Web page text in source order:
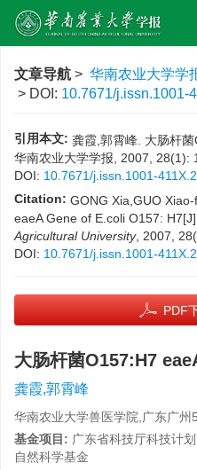
文章导航 > 华南农业大学学
> DOI: 10.7671/j.issn.1001-
引用本文: 龚霞,郭霄峰. 大肠杆
华南农业大学学报, 2007, 28(1):
DOI: 10.7671/j.issn.1001-
Citation: GONG Xia,GUO
eaeA Gene of E.coli O157: H7[J].
Agricultural University, 2007,
DOI: 10.7671/j.issn.1001-
PDF
大肠杆菌O157:H7
龚霞,郭霄峰
华南农业大学兽医学院,广东广州
基金项目: 广东省科技厅科技计
自然科学基金